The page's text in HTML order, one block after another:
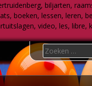
biljarten,
boeken, lessen, leren,
video, les, libre,
Search
for: